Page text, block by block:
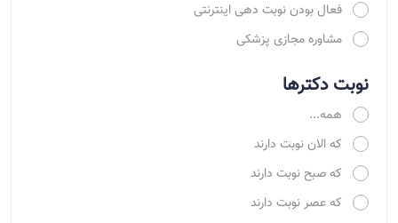
فعال بودن نوبت دهی اینترنتی
مشاوره مجازی پزشکی
نوبت دکترها
همه...
که الان نوبت دارند
که صبح نوبت دارند
که عصر نوبت دارند